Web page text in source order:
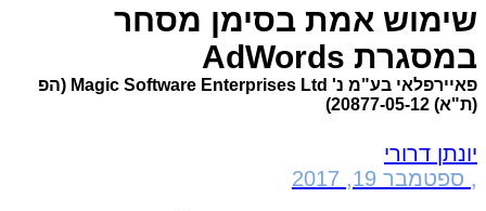
שימוש אמת בסימן מסחר
במסגרת AdWords
פאיירפלאי בע"מ נ' Magic Software Enterprises Ltd (הפ
(ת"א) 20877-05-12)
יונתן דרורי
, ספטמבר 19, 2017